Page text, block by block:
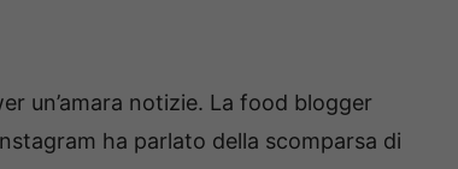
un’amara notizie. La food blogger
ha parlato della scomparsa di